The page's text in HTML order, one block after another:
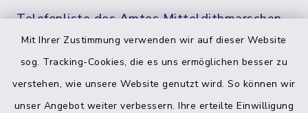
Mit Ihrer Zustimmung verwenden wir auf dieser Website
sog. Tracking-Cookies, die es uns ermöglichen besser zu
verstehen, wie unsere Website genutzt wird. So können wir
unser Angebot weiter verbessern. Ihre erteilte Einwilligung
Telefonliste des Amtes Mitteldithmarschen